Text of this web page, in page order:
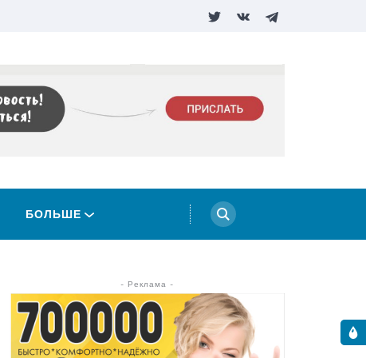
БОЛЬШЕ
- Реклама -